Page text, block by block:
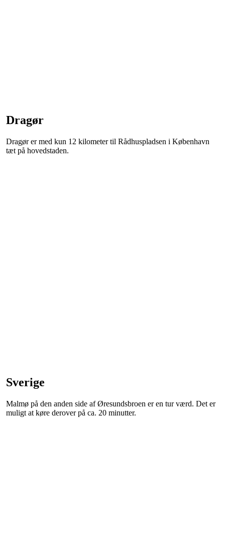
Dragør
Dragør er med kun 12 kilometer til Rådhuspladsen i København
tæt på hovedstaden.
Sverige
Malmø på den anden side af Øresundsbroen er en tur værd. Det er
muligt at køre derover på ca. 20 minutter.